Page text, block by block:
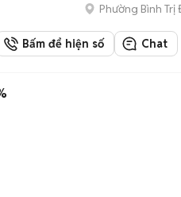
Phường Bình
Bấm để hiện số Chat